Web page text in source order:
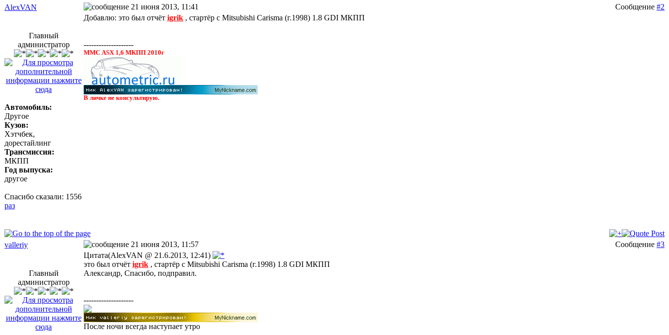
AlexVAN 21 июня 2013, 11:41 Сообщение #2
Главный
администратор
Автомобиль:
Другое
Кузов:
Хэтчбек,
дорестайлинг
Трансмиссия:
МКПП
Год выпуска:
другое
Спасибо сказали: 1556
раз
Добавлю: это был отчёт igrik , стартёр с Mitsubishi Carisma (г.1998) 1.8 GDI МКПП
--------------------
ММС ASX 1,6 МКПП 2010г
В личке не консультирую.
valleriy 21 июня 2013, 11:57 Сообщение #3
Главный
администратор
Цитата(AlexVAN @ 21.6.2013, 12:41)
это был отчёт igrik , стартёр с Mitsubishi Carisma (г.1998) 1.8 GDI МКПП
Александр, Спасибо, подправил.
--------------------
После ночи всегда наступает утро